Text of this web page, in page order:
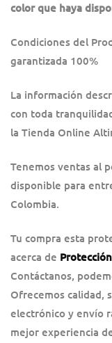
color que haya
Condiciones del
garantizada 100%
La información
con toda
la Tienda Online
Tenemos ventas al
disponible para
Colombia.
Tu compra esta
acerca de
Contáctanos,
Ofrecemos calidad,
electrónico y envío
mejor experiencia